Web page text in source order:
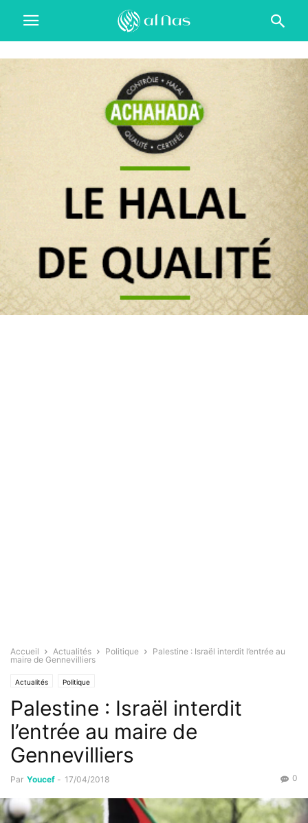
Accueil Actualités Politique
Palestine : Israël interdit l’entrée au
maire de Gennevilliers
Actualités Politique
Palestine : Israël interdit
l’entrée au maire de
Gennevilliers
Par Youcef - 17/04/2018 0